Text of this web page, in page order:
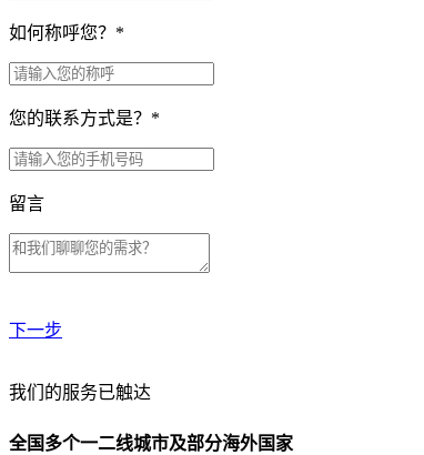
如何称呼您？ *
您的联系方式是？ *
留言
下一步
贵公司预算范围是？
我们的服务已触达
全国多个一二线城市及部分海外国家